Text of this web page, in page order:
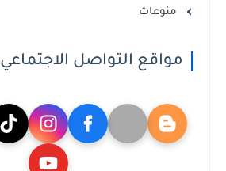
منوعات
مواقع التواصل الاجتماعي